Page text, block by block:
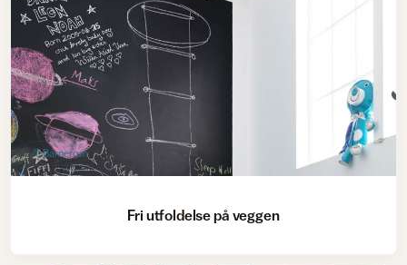
Barnerom
Fri utfoldelse på veggen